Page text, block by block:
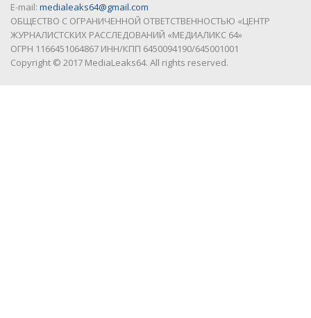
E-mail: medialeaks64@gmail.com
ОБЩЕСТВО С ОГРАНИЧЕННОЙ ОТВЕТСТВЕННОСТЬЮ «ЦЕНТР
ЖУРНАЛИСТСКИХ РАССЛЕДОВАНИЙ «МЕДИАЛИКС 64»
ОГРН 1166451064867 ИНН/КПП 6450094190/645001001
Copyright © 2017 MediaLeaks64. All rights reserved.